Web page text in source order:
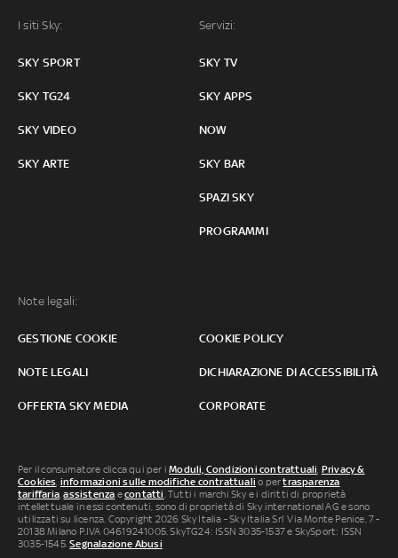
I siti Sky:
SKY SPORT
SKY TG24
SKY VIDEO
SKY ARTE
Servizi:
SKY TV
SKY APPS
NOW
SKY BAR
SPAZI SKY
PROGRAMMI
Note legali:
GESTIONE COOKIE COOKIE POLICY
NOTE LEGALI DICHIARAZIONE DI ACCESSIBILITÀ
OFFERTA SKY MEDIA CORPORATE
Per il consumatore clicca qui per iModuli, Condizioni contrattuali, Privacy &
Cookies, informazioni sulle modifiche contrattuali o pertrasparenza
tariffaria,assistenza econtatti. Tutti i marchi Sky e i diritti di proprietà
intellettuale in essi contenuti, sono di proprietà di Sky international AG e sono
utilizzati su licenza. Copyright 2026 Sky Italia - Sky Italia Srl Via Monte Penice, 7 -
20138 Milano P.IVA 04619241005. SkyTG24: ISSN 3035-1537 e SkySport: ISSN
3035-1545.Segnalazione Abusi